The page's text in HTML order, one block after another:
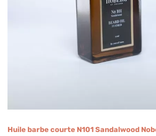
Huile barbe courte N101 Sandalwood